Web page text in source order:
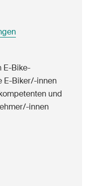
E-Bike-
E-Biker/-innen
und
innen